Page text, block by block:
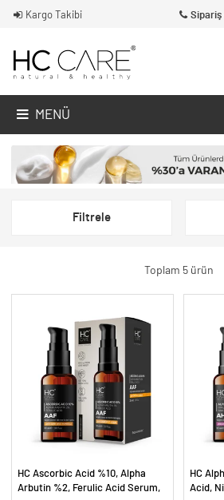
Kargo Takibi Sipariş
MENÜ
Filtrele
Toplam 5 ürün
HC Ascorbic Acid %10, Alpha
Arbutin %2, Ferulic Acid Serum,
HC
Acid,